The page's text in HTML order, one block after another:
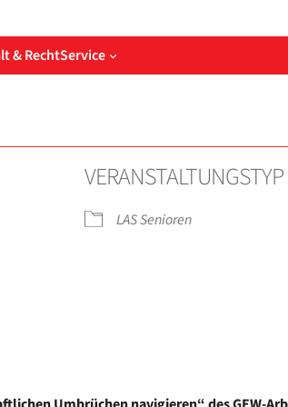
& RechtService
VER­AN­STAL­TUNGS­TYP
LAS Senio­ren